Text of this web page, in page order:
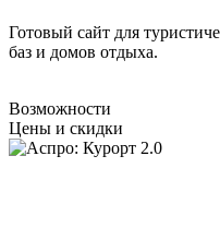
Готовый сайт для
баз и домов отдыха.
Возможности
Цены и скидки